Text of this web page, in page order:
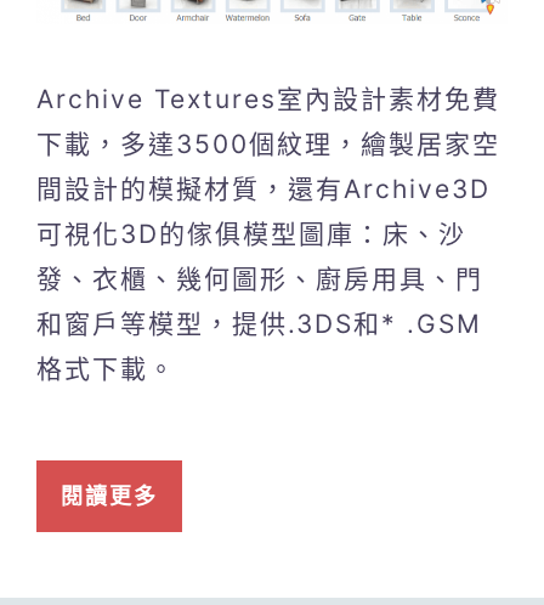
Archive Textures室內設計素材免費
下載，多達3500個紋理，繪製居家空
間設計的模擬材質，還有Archive3D
可視化3D的傢俱模型圖庫：床、沙
發、衣櫃、幾何圖形、廚房用具、門
和窗戶等模型，提供.3DS和* .GSM
格式下載。
閱讀更多